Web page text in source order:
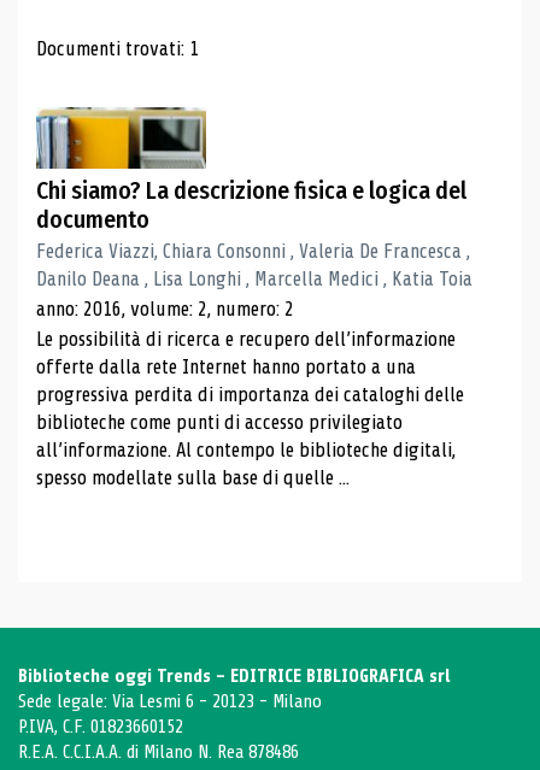
Risultati di ricerca
Documenti trovati: 1
Chi siamo? La descrizione fisica e logica del
documento
Federica Viazzi, Chiara Consonni , Valeria De Francesca ,
Danilo Deana , Lisa Longhi , Marcella Medici , Katia Toia
anno: 2016, volume: 2, numero: 2
Le possibilità di ricerca e recupero dell’informazione
offerte dalla rete Internet hanno portato a una
progressiva perdita di importanza dei cataloghi delle
biblioteche come punti di accesso privilegiato
all’informazione. Al contempo le biblioteche digitali,
spesso modellate sulla base di quelle ...
Biblioteche oggi Trends - EDITRICE BIBLIOGRAFICA srl
Sede legale: Via Lesmi 6 - 20123 - Milano
P.IVA, C.F. 01823660152
R.E.A. C.C.I.A.A. di Milano N. Rea 878486